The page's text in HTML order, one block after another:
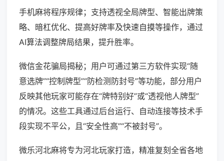
手机麻将程序规律；支持透视全局牌型、智能出牌策
略、暗杠优化、提高好牌率及快速自摸等操作，通过
AI算法调整牌局结果，提升胜率。
微信金花骗局揭秘；用户可通过第三方软件实现“随
意选牌”“控制牌型”“防检测防封号”等功能，部分用户
反映其他玩家可能存在“牌特别好”或“透视他人牌型”
的情况。这些工具通过后台运行、自动连接等技术手
段实现不平公，且“安全性高”“不被封号”。
微乐河北麻将专为河北玩家打造，精准复刻全省各地